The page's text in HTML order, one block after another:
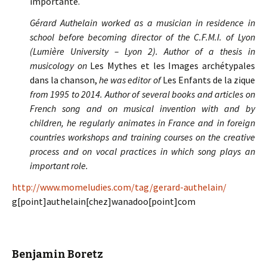
Gérard Authelain worked as a musician in residence in
school before becoming director of the C.F.M.I. of Lyon
(Lumière University – Lyon 2). Author of a thesis in
musicology on Les Mythes et les Images archétypales
dans la chanson,he was editor ofLes Enfants de la zique
from 1995 to 2014. Author of several books and articles on
French song and on musical invention with and by
children, he regularly animates in France and in foreign
countries workshops and training courses on the creative
process and on vocal practices in which song plays an
important role.
http://www.momeludies.com/tag/gerard-authelain/
g[point]authelain[chez]wanadoo[point]com
Benjamin Boretz